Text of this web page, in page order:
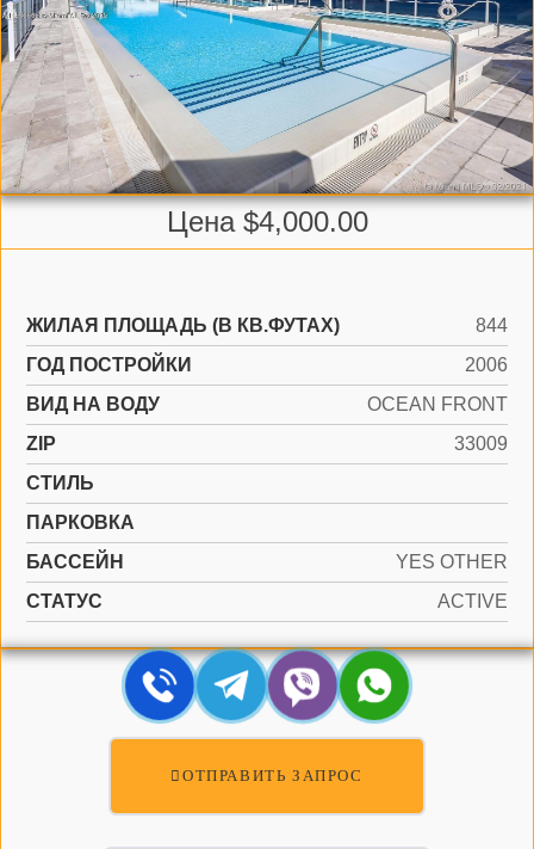
Цена $4,000.00
ЖИЛАЯ ПЛОЩАДЬ (В КВ.ФУТАХ)
844
ГОД ПОСТРОЙКИ
2006
ВИД НА ВОДУ
OCEAN FRONT
ZIP
33009
СТИЛЬ
ПАРКОВКА
БАССЕЙН
YES OTHER
СТАТУС
ACTIVE
ОТПРАВИТЬ ЗАПРОС